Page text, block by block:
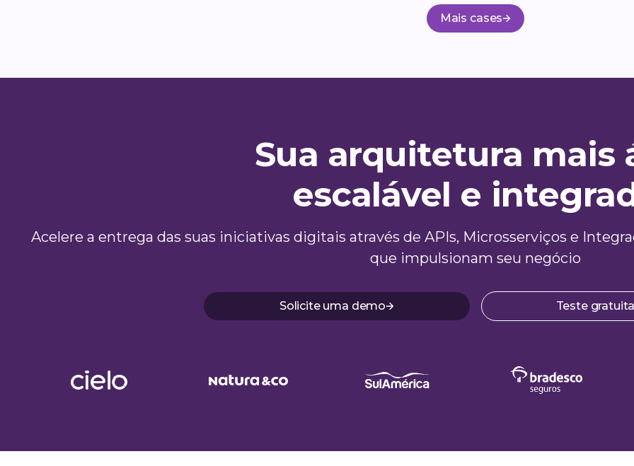
Mais cases
Sua arquitetura mais
escalável e
Acelere a entrega das suas iniciativas digitais através de APIs, Microsserviços e
que impulsionam seu negócio
Solicite uma demo Teste